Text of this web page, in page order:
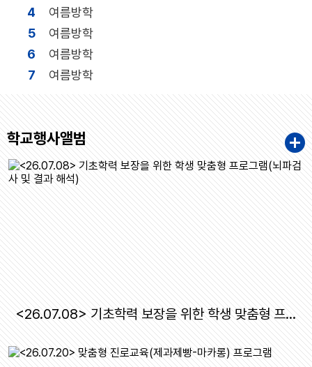
4
여름방학
5
여름방학
6
여름방학
7
여름방학
8
여름방학
9
여름방학
10
여름방학
11
여름방학
12
여름방학
13
여름방학
14
여름방학
15
여름방학
15
광복절
16
여름방학
17
여름방학
17
대체공휴일
18
개학식
학교행사앨범
<26.07.08> 기초학력 보장을 위한 학생 맞춤형 프로그램(뇌파검사 및 결과 해석)